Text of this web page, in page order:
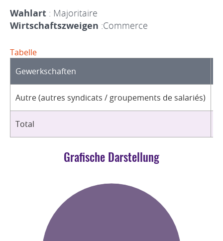
Wahlart : Majoritaire
Wirtschaftszweigen :Commerce
Tabelle
Gewerkschaften
Autre (autres syndicats / groupements de salariés)
Total
Grafische Darstellung